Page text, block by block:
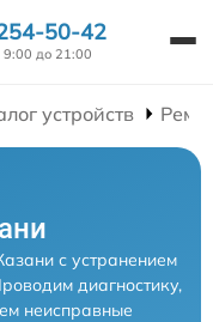
50-42
9:00 до 21:00
устройств
с устранением
диагностику,
неисправные